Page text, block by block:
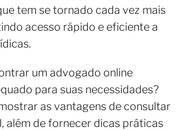
tem se tornado cada vez mais
acesso rápido e eficiente a
um advogado online
para suas necessidades?
as vantagens de consultar
além de fornecer dicas práticas